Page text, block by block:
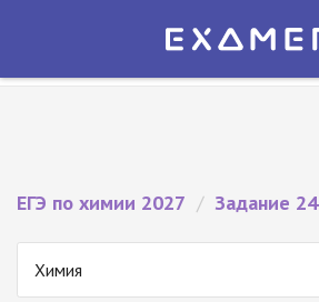
Экзамер — ЕГЭ 2027
ЕГЭ по химии 2027 / Задание 24
Химия